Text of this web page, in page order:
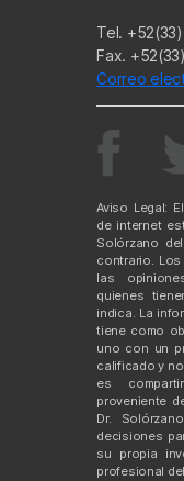
Tel.
Fax.
Correo
Aviso Legal:
de internet
Solórzano
contrario.
las
quienes
indica. La
tiene como
uno con un
calificado y
es
proveniente
Dr.
decisiones
su propia
profesional